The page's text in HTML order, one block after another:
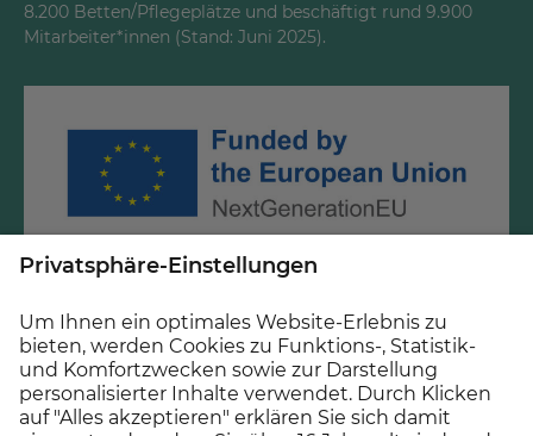
8.200 Betten/Pflegeplätze und beschäftigt rund 9.900
Mitarbeiter*innen (Stand: Juni 2025).
auf Grundlage des vom Sächsischen Landtag
beschlossenen Haushaltes.